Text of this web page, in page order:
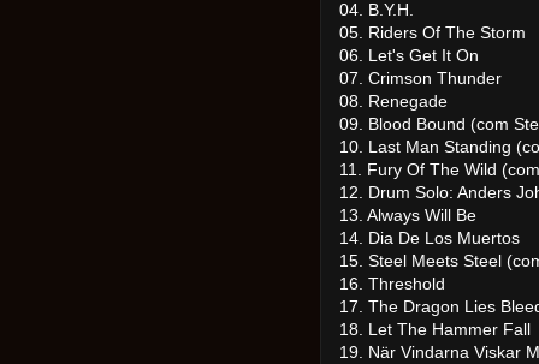
04. B.Y.H.
05. Riders Of The Storm
06. Let's Get It On
07. Crimson Thunder
08. Renegade
09. Blood Bound (com
10. Last Man Standing
11. Fury Of The Wild
12. Drum Solo: Anders
13. Always Will Be
14. Dia De Los Muertos
15. Steel Meets Steel
16. Threshold
17. The Dragon Lies
18. Let The Hammer Fall
19. När Vindarna Viskar